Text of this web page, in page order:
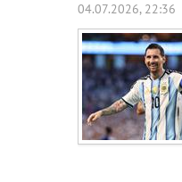
04.07.2026, 22:36